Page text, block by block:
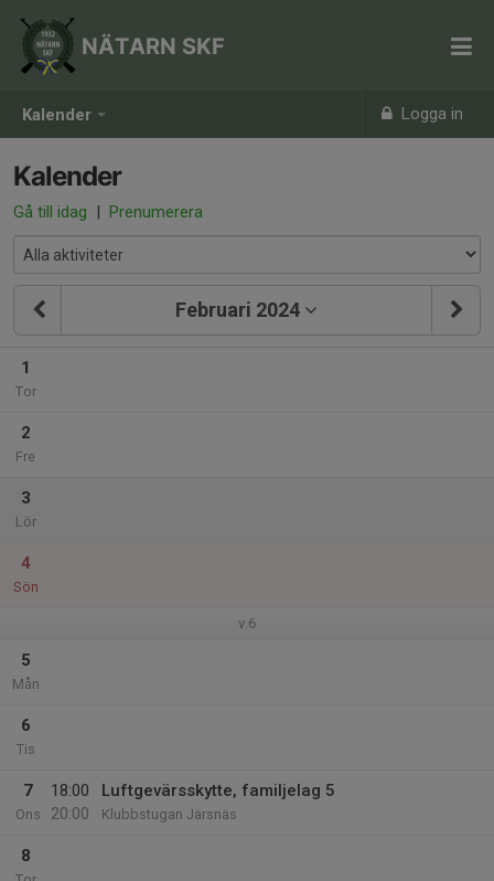
Kalender Logga in
NÄTARN SKF
Kalender
Gå till idag | Prenumerera
Februari 2024
1
Tor
2
Fre
3
Lör
4
Sön
v.6
5
Mån
6
Tis
7
Ons
18:00
20:00
Luftgevärsskytte, familjelag 5
Klubbstugan Järsnäs
8